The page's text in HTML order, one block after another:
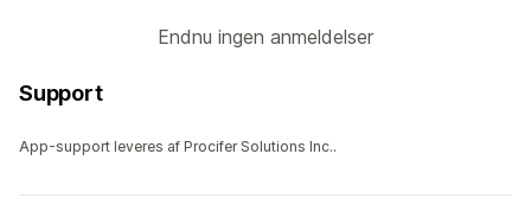
Endnu ingen anmeldelser
Support
App-support leveres af Procifer Solutions Inc..